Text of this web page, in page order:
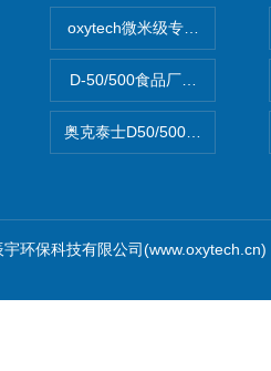
oxytech微米级专业消毒
D-50/500食品厂车间高效杀
奥克泰士D50/500矿泉水消毒
环保科技有限公司(www.oxytech.cn)